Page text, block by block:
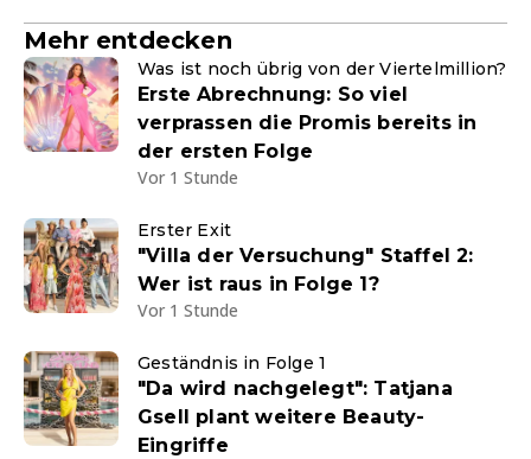
Mehr entdecken
Was ist noch übrig von der Viertelmillion?
Erste Abrechnung: So viel
verprassen die Promis bereits in
der ersten Folge
Vor 1 Stunde
Erster Exit
"Villa der Versuchung" Staffel 2:
Wer ist raus in Folge 1?
Vor 1 Stunde
Geständnis in Folge 1
"Da wird nachgelegt": Tatjana
Gsell plant weitere Beauty-
Eingriffe